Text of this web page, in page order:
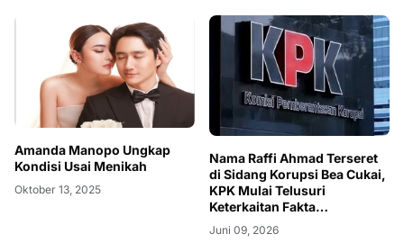
Amanda Manopo Ungkap
Kondisi Usai Menikah
Oktober 13, 2025
Nama Raffi Ahmad Terseret
di Sidang Korupsi Bea Cukai,
KPK Mulai Telusuri
Keterkaitan Fakta
Persidangan
Juni 09, 2026